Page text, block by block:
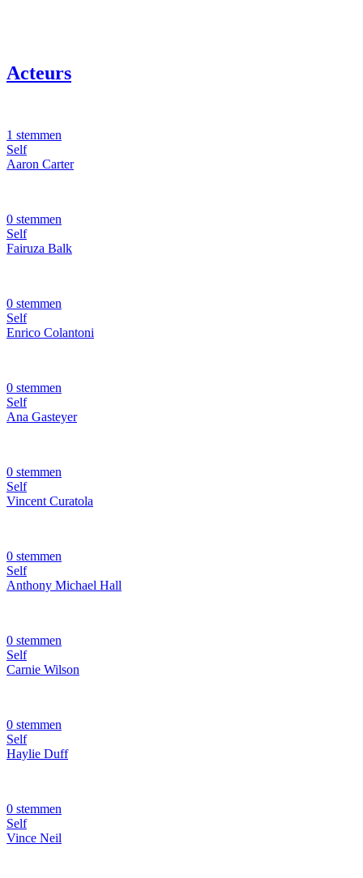
Acteurs
1 stemmen
Self
Aaron Carter
0 stemmen
Self
Fairuza Balk
0 stemmen
Self
Enrico Colantoni
0 stemmen
Self
Ana Gasteyer
0 stemmen
Self
Vincent Curatola
0 stemmen
Self
Anthony Michael Hall
0 stemmen
Self
Carnie Wilson
0 stemmen
Self
Haylie Duff
0 stemmen
Self
Vince Neil